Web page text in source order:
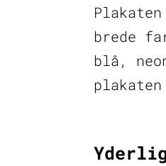
brede
blå,